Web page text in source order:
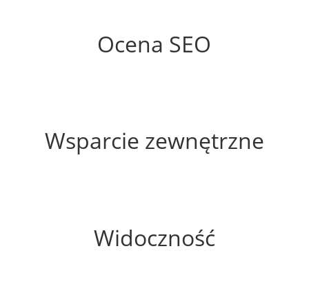
Ocena SEO
Wsparcie zewnętrzne
Widoczność